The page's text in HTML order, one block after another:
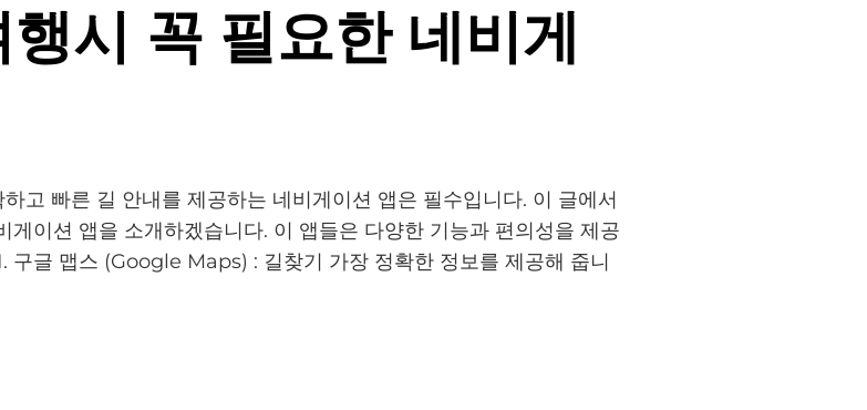
시 꼭 필요한 네비게
고 빠른 길 안내를 제공하는 네비게이션 앱은 필수입니다. 이 글에서
이션 앱을 소개하겠습니다. 이 앱들은 다양한 기능과 편의성을 제공
구글 맵스 (Google Maps) : 길찾기 가장 정확한 정보를 제공해 줍니